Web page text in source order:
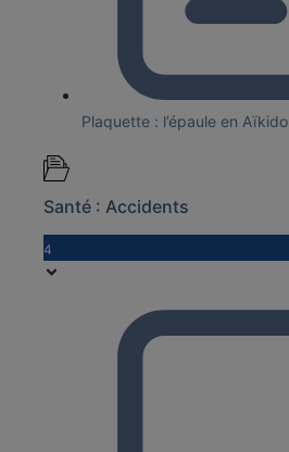
Plaquette : l’épaule en Aïkido
Santé : Accidents
4